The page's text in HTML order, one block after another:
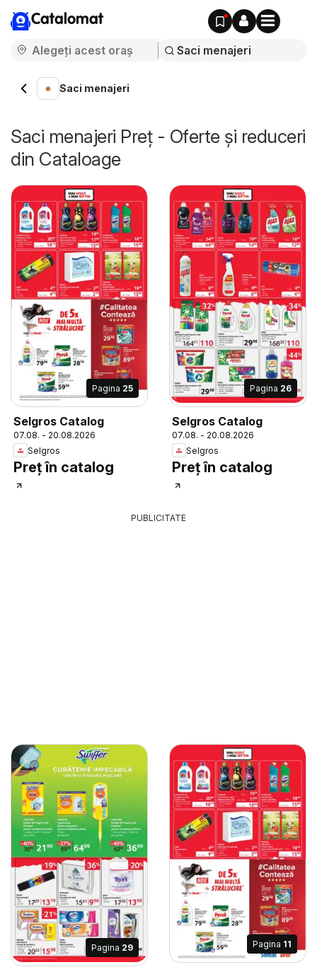
Catalomat
Saci menajeri
Saci menajeri Preț - Oferte și reduceri
din Cataloage
Pagina 25
Selgros Catalog
07.08. - 20.08.2026
Selgros
Preț în catalog
Pagina 26
Selgros Catalog
07.08. - 20.08.2026
Selgros
Preț în catalog
PUBLICITATE
Pagina 29 Pagina 11